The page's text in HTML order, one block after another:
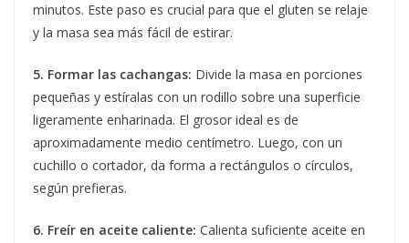
minutos. Este paso es crucial para que el gluten se relaje
y la masa sea más fácil de estirar.
5. Formar las cachangas: Divide la masa en porciones
pequeñas y estíralas con un rodillo sobre una superficie
ligeramente enharinada. El grosor ideal es de
aproximadamente medio centímetro. Luego, con un
cuchillo o cortador, da forma a rectángulos o círculos,
según prefieras.
6. Freír en aceite caliente: Calienta suficiente aceite en